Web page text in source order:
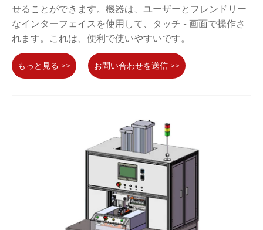
せることができます。機器は、ユーザーとフレンドリー
なインターフェイスを使用して、タッチ - 画面で操作さ
れます。これは、便利で使いやすいです。
もっと見る >> お問い合わせを送信 >>